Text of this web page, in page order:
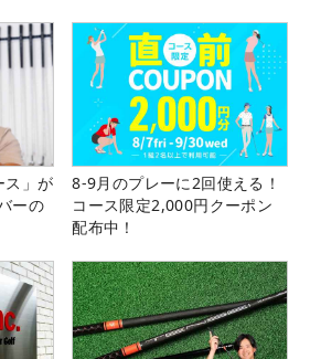
ス」が
ーの
8-9月のプレーに2回使える！
コース限定2,000円クーポン
配布中！